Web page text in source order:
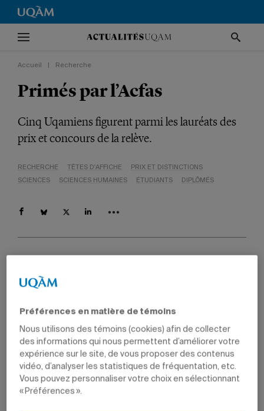
Accueil Recherche
Primés par l’Acfas
Cinq Uqamiens figurent parmi les lauréats des
prix et concours de la relève.
RECHERCHE TÊTES D'AFFICHE
PRIX ET DISTINCTIONS
SCIENCES
SCIENCES HUMAINES ÉTUDIANTS DIPLÔMÉS
Mis à jour le 7 juin 2022 à 10 h 38
Préférences en matière de témoins
Nous utilisons des témoins (cookies) afin de collecter
des informations qui nous permettent d’améliorer votre
expérience sur le site, de vous proposer des contenus
vidéo, d’analyser les statistiques de fréquentation, etc.
Vous pouvez personnaliser votre choix en sélectionnant
« Préférences ».